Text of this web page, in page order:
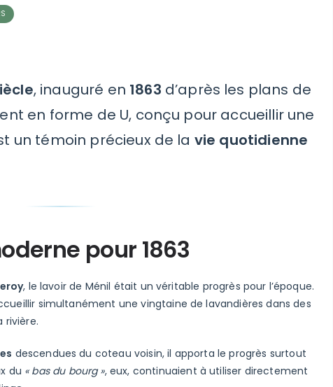
, inauguré en 1863 d’après les plans de
en forme de U, conçu pour accueillir une
un témoin précieux de la vie quotidienne
pour 1863
, le lavoir de Ménil était un véritable progrès pour l’époque.
simultanément une vingtaine de lavandières dans des
rivière.
descendues du coteau voisin, il apporta le progrès surtout
du « bas du bourg », eux, continuaient à utiliser directement